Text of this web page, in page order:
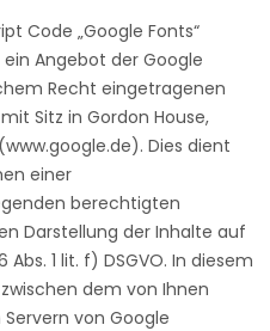
Code „Google Fonts“
Angebot der Google
Recht eingetragenen
Sitz in Gordon House,
www.google.de). Dies dient
einer
berechtigten
Darstellung der Inhalte auf
1 lit. f) DSGVO. In diesem
dem von Ihnen
von Google